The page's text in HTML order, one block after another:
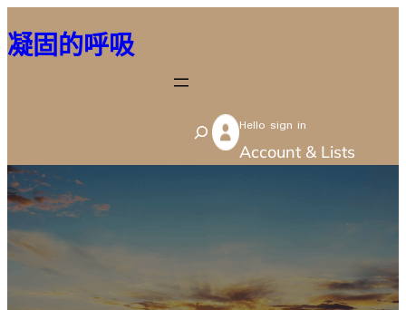
至
容
凝固的呼吸
S
e
Hello sign in
Account & Lists